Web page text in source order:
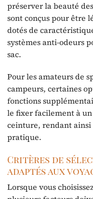
préserver la beauté
sont conçus pour être
dotés de
systèmes anti-odeurs
sac.
Pour les amateurs de
campeurs, certaines
fonctions
le fixer facilement à un
ceinture, rendant
pratique.
Critères de
adaptés aux
Lorsque vous